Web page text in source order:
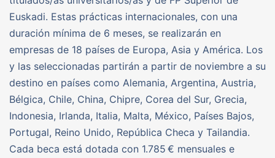
Euskadi. Estas prácticas internacionales, con una
duración mínima de 6 meses, se realizarán en
empresas de 18 países de Europa, Asia y América. Los
y las seleccionadas partirán a partir de noviembre a su
destino en países como Alemania, Argentina, Austria,
Bélgica, Chile, China, Chipre, Corea del Sur, Grecia,
Indonesia, Irlanda, Italia, Malta, México, Países Bajos,
Portugal, Reino Unido, República Checa y Tailandia.
Cada beca está dotada con 1.785 € mensuales e